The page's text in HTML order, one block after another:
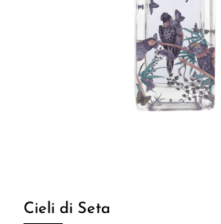
Cieli di Seta